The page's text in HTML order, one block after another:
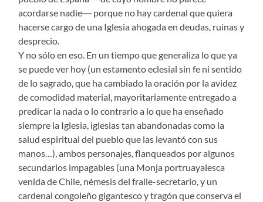
acordarse nadie― porque no hay cardenal que quiera
hacerse cargo de una Iglesia ahogada en deudas, ruinas y
desprecio.
Y no sólo en eso. En un tiempo que generaliza lo que ya
se puede ver hoy (un estamento eclesial sin fe ni sentido
de lo sagrado, que ha cambiado la oración por la avidez
de comodidad material, mayoritariamente entregado a
predicar la nada o lo contrario a lo que ha enseñado
siempre la Iglesia, iglesias tan abandonadas como la
salud espiritual del pueblo que las levantó con sus
manos…), ambos personajes, flanqueados por algunos
secundarios impagables (una Monja portruayalesca
venida de Chile, némesis del fraile-secretario, y un
cardenal congoleño gigantesco y tragón que conserva el